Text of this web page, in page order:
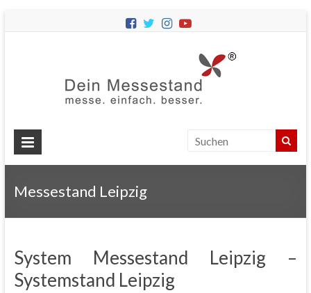
Messestände
für
Messestand Leipzig
System Messestand Leipzig –
Systemstand Leipzig